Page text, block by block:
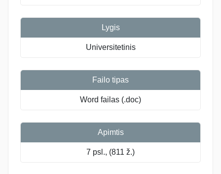
Lygis
Universitetinis
Failo tipas
Word failas (.doc)
Apimtis
7 psl., (811 ž.)